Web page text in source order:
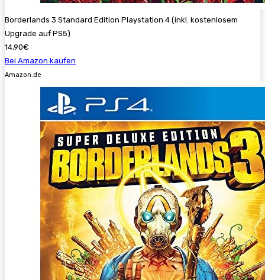
Borderlands 3 Standard Edition Playstation 4 (inkl. kostenlosem
Upgrade auf PS5)
14,90€
Bei Amazon kaufen
Amazon.de